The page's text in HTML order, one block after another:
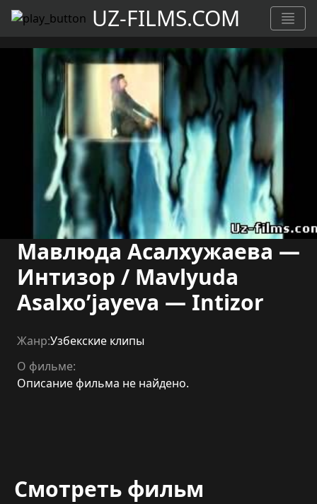
UZ-FILMS.COM
Мавлюда Асалхужаева —
Интизор / Mavlyuda
Asalxo’jayeva — Intizor
Жанр:Узбекские клипы
О фильме:
Описание фильма не найдено.
Смотреть фильм